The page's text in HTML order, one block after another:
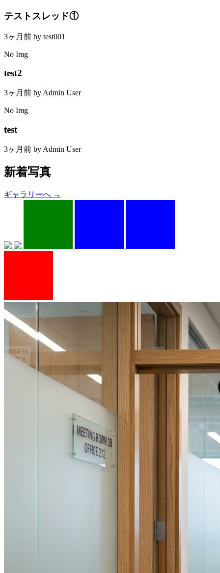
テストスレッド①
3ヶ月前 by test001
No Img
test2
3ヶ月前 by Admin User
No Img
test
3ヶ月前 by Admin User
新着写真
ギャラリーへ →